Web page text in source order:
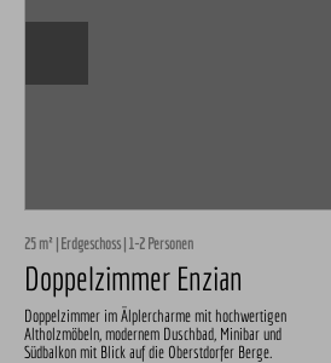
25 m² | Erdgeschoss | 1-2 Personen
Doppelzimmer Enzian
Doppelzimmer im Älplercharme mit hochwertigen
Altholzmöbeln, modernem Duschbad, Minibar und
Südbalkon mit Blick auf die Oberstdorfer Berge.